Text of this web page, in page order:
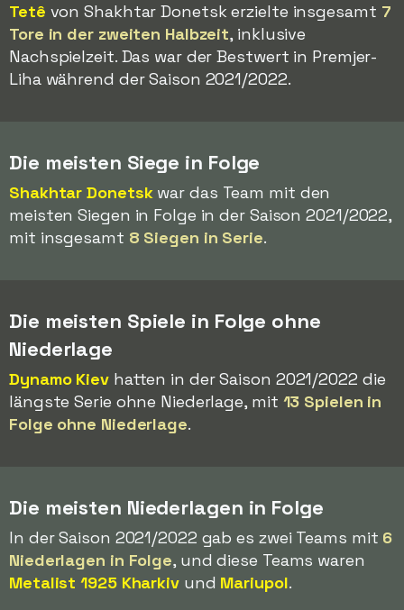
Tetê von Shakhtar Donetsk erzielte insgesamt 7
Tore in der zweiten Halbzeit, inklusive
Nachspielzeit. Das war der Bestwert in Premjer-
Liha während der Saison 2021/2022.
Die meisten Siege in Folge
Shakhtar Donetskwar das Team mit den
meisten Siegen in Folge in der Saison 2021/2022,
mit insgesamt 8 Siegen in Serie.
Die meisten Spiele in Folge ohne
Niederlage
Dynamo Kievhatten in der Saison 2021/2022 die
längste Serie ohne Niederlage, mit 13 Spielen in
Folge ohne Niederlage.
Die meisten Niederlagen in Folge
In der Saison 2021/2022 gab es zwei Teams mit 6
Niederlagen in Folge, und diese Teams waren
Metalist 1925 Kharkivund Mariupol.